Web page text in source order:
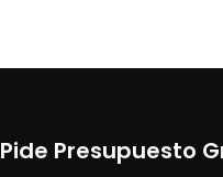
Pide Presupuesto